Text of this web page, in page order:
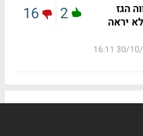
הגז
יראה
30/10/
2
16